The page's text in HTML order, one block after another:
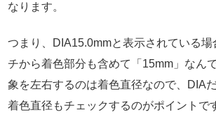
なります。
つまり、DIA15.0mmと表示されている場
チから着色部分も含めて「15mm」なん
象を左右するのは着色直径なので、DIA
着色直径もチェックするのがポイントで